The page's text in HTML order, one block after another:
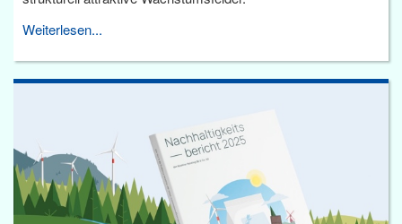
Weiterlesen...